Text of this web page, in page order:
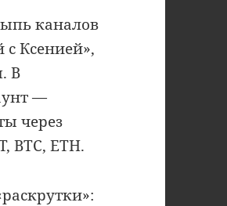
каналов
с Ксенией»,
В
—
через
BTC, ETH.